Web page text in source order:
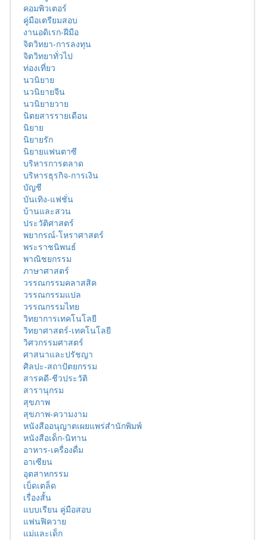
คอมพิวเตอร์
คู่มือเตรียมสอบ
งานอดิเรก-ฝีมือ
จิตวิทยา-การลงทุน
จิตวิทยาทั่วไป
ท่องเที่ยว
นวนิยาย
นวนิยายจีน
นวนิยายวาย
นิตยสารรายเดือน
นิยาย
นิยายรัก
นิยายแฟนตาซี
บริหารการตลาด
บริหารธุรกิจ-การเงิน
บัญชี
บันเทิง-แฟชั่น
บ้านและสวน
ประวัติศาสตร์
พยากรณ์-โหราศาสตร์
พระราชนิพนธ์
พาณิชยกรรม
ภาษาศาสตร์
วรรณกรรมคลาสสิค
วรรณกรรมแปล
วรรณกรรมไทย
วิทยาการเทคโนโลยี
วิทยาศาสตร์-เทคโนโลยี
วิศวกรรมศาสตร์
ศาสนาและปรัชญา
ศิลปะ-สถาปัตยกรรม
สารคดี-ชีวประวัติ
สารานุกรม
สุขภาพ
สุขภาพ-ความงาม
หนังสืออนุญาตเผยแพร่สำนักพิมพ์
หนังสือเด็ก-นิทาน
อาหาร-เครื่องดื่ม
อาเซียน
อุตสาหกรรม
เบ็ดเตล็ด
เรื่องสั้น
แบบเรียน คู่มือสอบ
แฟนฟิควาย
แม่และเด็ก